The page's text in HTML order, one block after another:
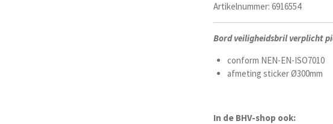
Artikelnummer: 6916554
Bord veiligheidsbril verplicht
conform NEN-EN-ISO7010
afmeting sticker Ø300mm
In de BHV-shop ook: